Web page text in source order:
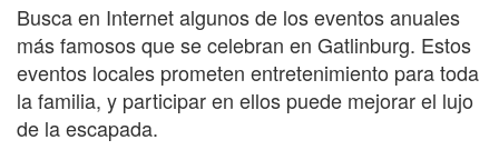
Busca en Internet algunos de los eventos anuales
más famosos que se celebran en Gatlinburg. Estos
eventos locales prometen entretenimiento para toda
la familia, y participar en ellos puede mejorar el lujo
de la escapada.